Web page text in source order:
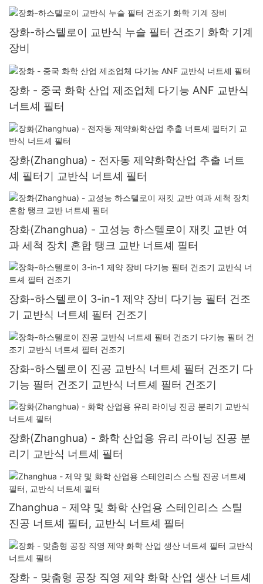
장화-하스텔로이 교반식 누슬 필터 ​​건조기 화학 기계
장비
장화 - 중국 화학 산업 제조업체 다기능 ANF 교반식
너트셰 필터
장화(Zhanghua) - 전자동 제약화학산업 추출 너트
셰 필터기 교반식 너트셰 필터
장화(Zhanghua) - 고성능 하스텔로이 재킷 교반 여
과 세척 장치 혼합 탱크 교반 너트셰 필터
장화-하스텔로이 3-in-1 제약 장비 다기능 필터 건조
기 교반식 너트셰 필터 건조기
장화-하스텔로이 진공 교반식 너트셰 필터 건조기 다
기능 필터 건조기 교반식 너트셰 필터 건조기
장화(Zhanghua) - 화학 산업용 유리 라이닝 진공 분
리기 교반식 너트셰 필터
Zhanghua - 제약 및 화학 산업용 스테인리스 스틸
진공 너트셰 필터, 교반식 너트셰 필터
장화 - 맞춤형 공장 직영 제약 화학 산업 생산 너트셰